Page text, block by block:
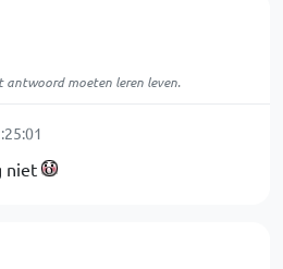
antwoord moeten leren leven.
niet